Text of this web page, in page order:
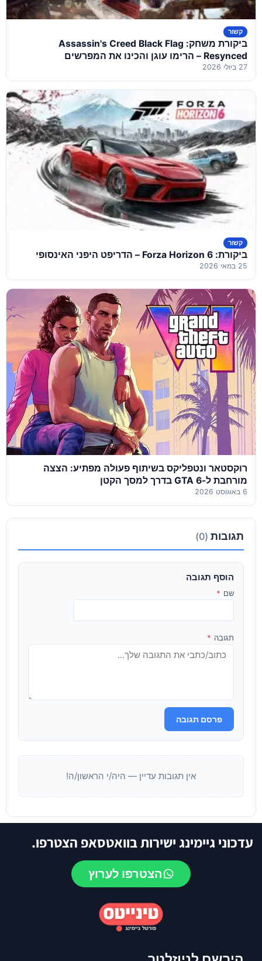
קשור
ביקורת משחק: Assassin's Creed Black Flag
Resynced – הרימו עוגן והכינו את המפרשים
27 ביולי 2026
קשור
ביקורת: Forza Horizon 6 – הדריפט היפני האינסופי
25 במאי 2026
רוקסטאר ונטפליקס בשיתוף פעולה מפתיע: הצצה
מורחבת ל-GTA 6 בדרך למסך הקטן
6 באוגוסט 2026
תגובות (0)
הוסף תגובה
שם *
תגובה *
פרסם תגובה
אין תגובות עדיין — היה/י הראשון/ה!
עדכוני גיימינג ישירות בוואטסאפ הצטרפו.
הצטרפו לערוץ